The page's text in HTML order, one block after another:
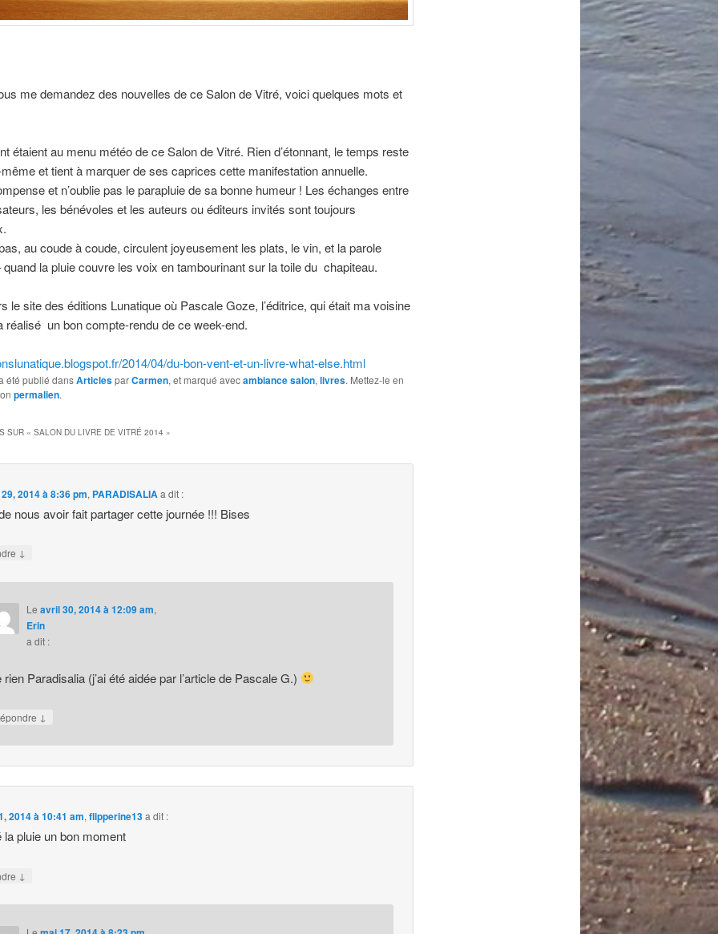
me demandez des nouvelles de ce Salon de Vitré, voici quelques mots et
étaient au menu météo de ce Salon de Vitré. Rien d’étonnant, le temps reste
et tient à marquer de ses caprices cette manifestation annuelle.
et n’oublie pas le parapluie de sa bonne humeur ! Les échanges entre
les bénévoles et les auteurs ou éditeurs invités sont toujours
au coude à coude, circulent joyeusement les plats, le vin, et la parole
quand la pluie couvre les voix en tambourinant sur la toile du chapiteau.
le site des éditions Lunatique où Pascale Goze, l’éditrice, qui était ma voisine
réalisé un bon compte-rendu de ce week-end.
2014/04/du-bon-vent-et-un-livre-what-else.html
été publié dansArticlesparCarmen, et marqué avecambiance salon, livres. Mettez-le en
permalien.
SUR « SALON DU LIVRE DE VITRÉ 2014 »
2014 à 8:36 pm, PARADISALIAa dit :
nous avoir fait partager cette journée !!! Bises
↓
Le avril 30, 2014 à 12:09 am,
Erin
a dit :
rien Paradisalia (j’ai été aidée par l’article de Pascale G.)
↓
2014 à 10:41 am,flipperine13a dit :
la pluie un bon moment
↓